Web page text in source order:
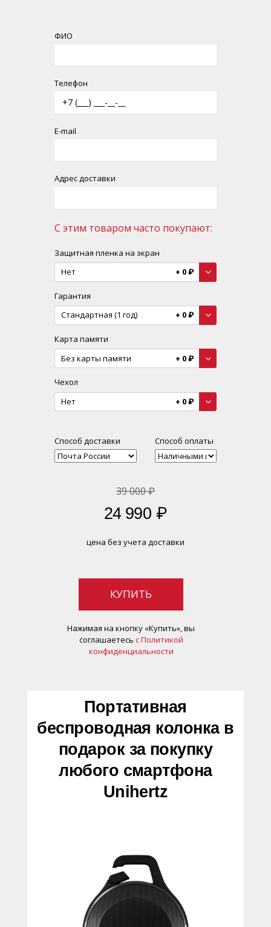
ФИО
Телефон
Е-mail
Адрес доставки
С этим товаром часто покупают:
Защитная пленка на экран
Нет
+ 0₽
Гарантия
Стандартная (1 год)
+ 0₽
Карта памяти
Без карты памяти
+ 0₽
Чехол
Нет
+ 0₽
Способ доставки Способ оплаты
39 000₽
24 990 ₽
цена без учета доставки
КУПИТЬ
Нажимая на кнопку «Купить», вы
соглашаетесь c Политикой
конфиденциальности
Портативная
беспроводная колонка в
подарок за покупку
любого смартфона
Unihertz